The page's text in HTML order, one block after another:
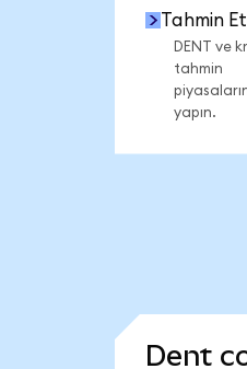
Tahmin Et
DENT ve
tahmin
yapın.
Dent